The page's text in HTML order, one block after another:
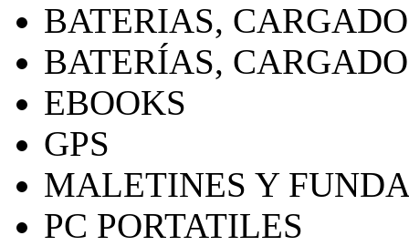
BATERIAS,
BATERÍAS,
EBOOKS
GPS
MALETINES Y
PC PORTATILES